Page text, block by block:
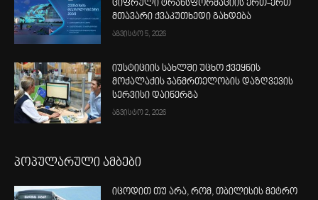
ციფრული ტრანსფორმაციის ერთ-ერთ
მთავარი ქვაკუთხედი გახდება
აგვისტო 5, 2026
იუსტიციის სახლში უცხო ქვეყნის
მოქალაქის ჯანმრთელობის დაზღვევის
სერვისი დაინერგა
აგვისტო 2, 2026
პოპულარული ამბები
იცოდით თუ არა, რომ, თბილისის მეტრო